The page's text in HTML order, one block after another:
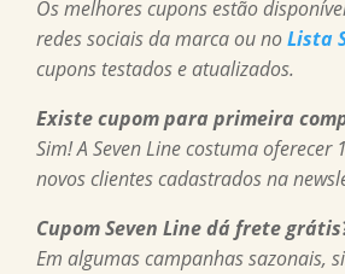
Os melhores cupons estão
redes sociais da marca ou noLista
cupons testados e atualizados.
Existe cupom para primeira
Sim! A Seven Line costuma oferecer
novos clientes cadastrados na
Cupom Seven Linedá frete
Em algumas campanhas sazonais,